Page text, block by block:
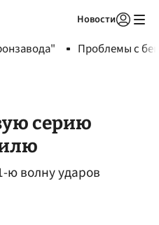
Новости
Проблемы с
серию
ю волну ударов